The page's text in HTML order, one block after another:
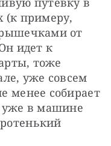
(к примеру,
от
идет к
тоже
уже совсем
менее собирает
уже в машине